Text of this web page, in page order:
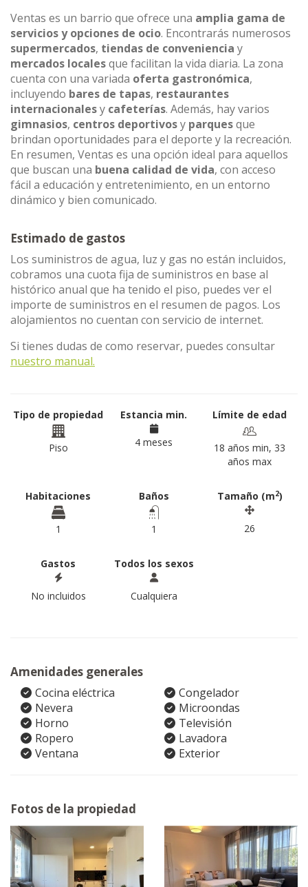
Ventas es un barrio que ofrece una amplia gama de
servicios y opciones de ocio. Encontrarás numerosos
supermercados, tiendas de conveniencia y
mercados localesque facilitan la vida diaria. La zona
cuenta con una variada oferta gastronómica,
incluyendo bares de tapas, restaurantes
internacionalesy cafeterías. Además, hay varios
gimnasios, centros deportivosy parquesque
brindan oportunidades para el deporte y la recreación.
En resumen, Ventas es una opción ideal para aquellos
que buscan una buena calidad de vida, con acceso
fácil a educación y entretenimiento, en un entorno
dinámico y bien comunicado.
Estimado de gastos
Los suministros de agua, luz y gas no están incluidos,
cobramos una cuota fija de suministros en base al
histórico anual que ha tenido el piso, puedes ver el
importe de suministros en el resumen de pagos. Los
alojamientos no cuentan con servicio de internet.
Si tienes dudas de como reservar, puedes consultar
nuestro manual.
Tipo de propiedad
Piso
Estancia min.
4 meses
Límite de edad
18 años min, 33
años max
Habitaciones
1
Baños
1
Tamaño (m2)
26
Gastos
No incluidos
Todos los sexos
Cualquiera
Amenidades generales
Cocina eléctrica
Congelador
Nevera
Microondas
Horno
Televisión
Ropero
Lavadora
Ventana
Exterior
Fotos de la propiedad